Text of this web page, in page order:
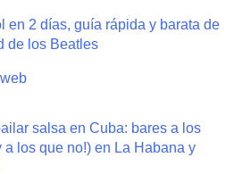
en 2 días, guía rápida y barata de
de los Beatles
salsa en Cuba: bares a los
a los que no!) en La Habana y